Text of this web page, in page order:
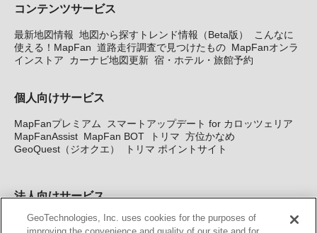
コンテンツサービス
最新地図情報 地図から探すトレンド情報（Beta版）
こんなに
使える！MapFan 道路走行調査で見つけたもの MapFanオンラ
インストア
カーナビ地図更新 宿・ホテル・旅館予約
個人向けサービス
MapFanプレミアム
スマートアップデート for カロッツェリア
MapFanAssist MapFan BOT トリマ 方位かなめ
GeoQuest（ジオクエ）
トリマ ポイントサイト
法人向けサービス
法人向け地図・位置情報サービス WEBサイト・システム向け地
GeoTechnologies, Inc. uses cookies for the purposes of